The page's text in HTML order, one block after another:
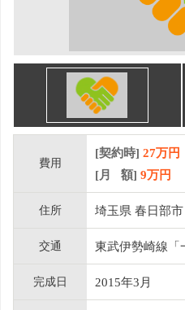
費用
[契約時] 27万円
[月 額] 9万円
住所 埼玉県 春日部
交通 東武伊勢崎線「
完成日 2015年3月